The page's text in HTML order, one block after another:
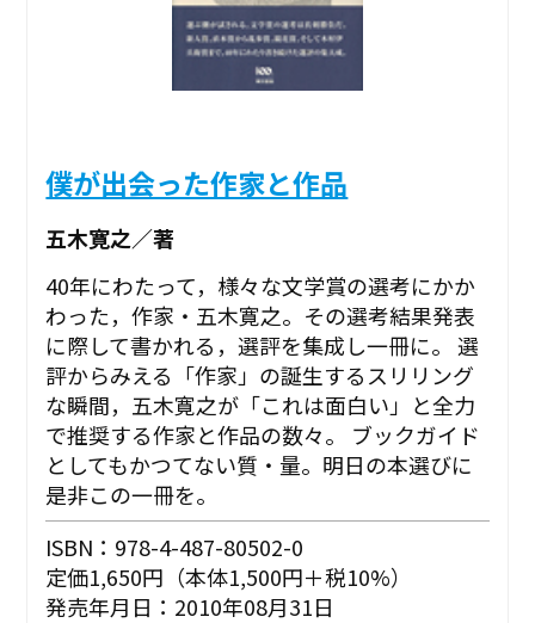
僕が出会った作家と作品
五木寛之／著
40年にわたって，様々な文学賞の選考にかか
わった，作家・五木寛之。その選考結果発表
に際して書かれる，選評を集成し一冊に。 選
評からみえる「作家」の誕生するスリリング
な瞬間，五木寛之が「これは面白い」と全力
で推奨する作家と作品の数々。 ブックガイド
としてもかつてない質・量。明日の本選びに
是非この一冊を。
ISBN：978-4-487-80502-0
定価1,650円（本体1,500円＋税10%）
発売年月日：2010年08月31日